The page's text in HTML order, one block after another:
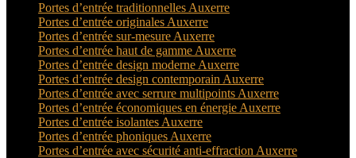
Portes d’entrée traditionnelles Auxerre
Portes d’entrée originales Auxerre
Portes d’entrée sur-mesure Auxerre
Portes d’entrée haut de gamme Auxerre
Portes d’entrée design moderne Auxerre
Portes d’entrée design contemporain Auxerre
Portes d’entrée avec serrure multipoints Auxerre
Portes d’entrée économiques en énergie Auxerre
Portes d’entrée isolantes Auxerre
Portes d’entrée phoniques Auxerre
Portes d’entrée avec sécurité anti-effraction Auxerre